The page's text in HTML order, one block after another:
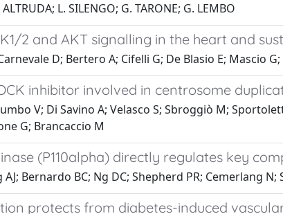
ALTRUDA; L. SILENGO; G. TARONE; G. LEMBO
2 and AKT signalling in the heart and
D; Bertero A; Cifelli G; De Blasio E; Mascio
inhibitor involved in centrosome
V; Di Savino A; Velasco S; Sbroggiò M;
G; Brancaccio M
(P110alpha) directly regulates key
Bernardo BC; Ng DC; Shepherd PR; Cemerlang
protects from diabetes-induced